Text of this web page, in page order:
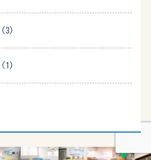
(3)
(1)